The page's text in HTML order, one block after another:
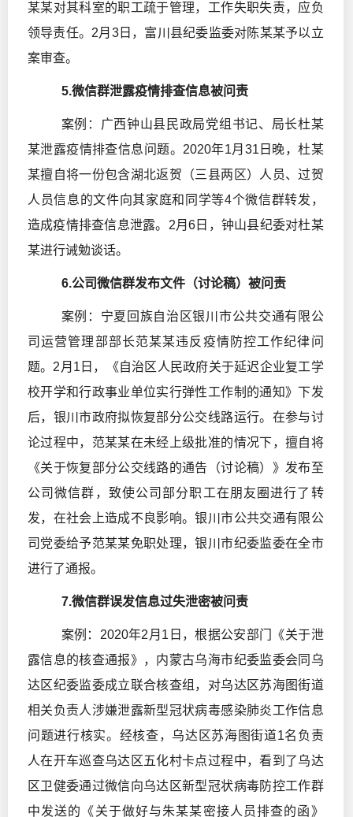
某某对其科室的职工疏于管理，工作失职失责，应负
领导责任。2月3日，富川县纪委监委对陈某某予以立
案审查。
5.微信群泄露疫情排查信息被问责
案例：广西钟山县民政局党组书记、局长杜某
某泄露疫情排查信息问题。2020年1月31日晚，杜某
某擅自将一份包含湖北返贺（三县两区）人员、过贺
人员信息的文件向其家庭和同学等4个微信群转发，
造成疫情排查信息泄露。2月6日，钟山县纪委对杜某
某进行诫勉谈话。
6.公司微信群发布文件（讨论稿）被问责
案例：宁夏回族自治区银川市公共交通有限公
司运营管理部部长范某某违反疫情防控工作纪律问
题。2月1日，《自治区人民政府关于延迟企业复工学
校开学和行政事业单位实行弹性工作制的通知》下发
后，银川市政府拟恢复部分公交线路运行。在参与讨
论过程中，范某某在未经上级批准的情况下，擅自将
《关于恢复部分公交线路的通告（讨论稿）》发布至
公司微信群，致使公司部分职工在朋友圈进行了转
发，在社会上造成不良影响。银川市公共交通有限公
司党委给予范某某免职处理，银川市纪委监委在全市
进行了通报。
7.微信群误发信息过失泄密被问责
案例：2020年2月1日，根据公安部门《关于泄
露信息的核查通报》，内蒙古乌海市纪委监委会同乌
达区纪委监委成立联合核查组，对乌达区苏海图街道
相关负责人涉嫌泄露新型冠状病毒感染肺炎工作信息
问题进行核实。经核查，乌达区苏海图街道1名负责
人在开车巡查乌达区五化村卡点过程中，看到了乌达
区卫健委通过微信向乌达区新型冠状病毒防控工作群
中发送的《关于做好与朱某某密接人员排查的函》